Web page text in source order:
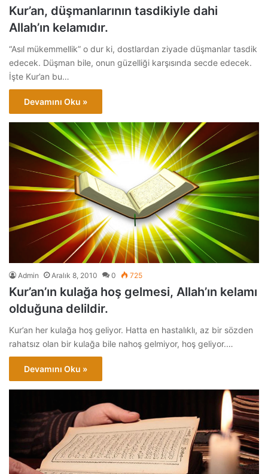
Kur’an, düşmanlarının tasdikiyle dahi
Allah’ın kelamıdır.
“Asıl mükemmellik” o dur ki, dostlardan ziyade düşmanlar tasdik
edecek. Düşman bile, onun güzelliği karşısında secde edecek.
İşte Kur’an bu…
Devamını Oku »
Admin Aralık 8, 2010 0 725
Kur’an’ın kulağa hoş gelmesi, Allah’ın kelamı
olduğuna delildir.
Kur’an her kulağa hoş geliyor. Hatta en hastalıklı, az bir sözden
rahatsız olan bir kulağa bile nahoş gelmiyor, hoş geliyor.…
Devamını Oku »